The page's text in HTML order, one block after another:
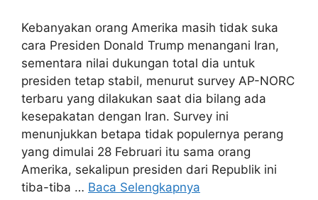
Kebanyakan orang Amerika masih tidak suka
cara Presiden Donald Trump menangani Iran,
sementara nilai dukungan total dia untuk
presiden tetap stabil, menurut survey AP-NORC
terbaru yang dilakukan saat dia bilang ada
kesepakatan dengan Iran. Survey ini
menunjukkan betapa tidak populernya perang
yang dimulai 28 Februari itu sama orang
Amerika, sekalipun presiden dari Republik ini
tiba-tiba … Baca Selengkapnya